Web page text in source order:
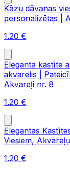
Kāzu dāvanas
personalizētas |
1.20 €
Eleganta kastīte
akvarelis |
Akvareļi nr. 8
1.20 €
Elegantas
Viesiem,
1.20 €